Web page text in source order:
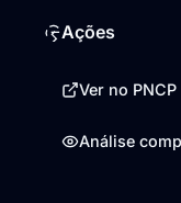
Ações
Ver no PNCP
Análise